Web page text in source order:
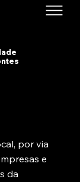
por via
e
da